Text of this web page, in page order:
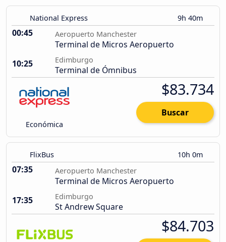
National Express 9h 40m
00:45 Aeropuerto Manchester
Terminal de Micros Aeropuerto
10:25
Edimburgo
Terminal de Ómnibus
Económica
$83.734
Buscar
FlixBus 10h 0m
07:35 Aeropuerto Manchester
Terminal de Micros Aeropuerto
17:35
Edimburgo
St Andrew Square
$84.703